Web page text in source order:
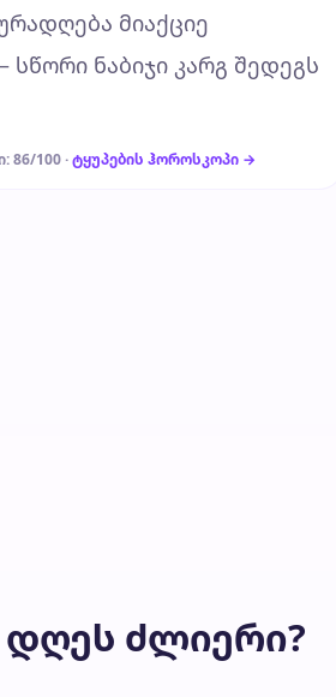
მიაქციე
ნაბიჯი კარგ შედეგს
86/100 ·ტყუპების ჰოროსკოპი →
ძლიერი?